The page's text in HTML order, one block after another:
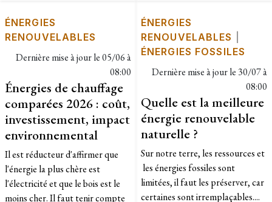
ÉNERGIES
RENOUVELABLES
Dernière mise à jour le05/06 à
08:00
Énergies de chauffage
comparées 2026 : coût,
investissement, impact
environnemental
Il est réducteur d'affirmer que
l'énergie la plus chère est
l'électricité et que le bois est le
moins cher. Il faut tenir compte
ÉNERGIES
RENOUVELABLES
ÉNERGIES FOSSILES
Dernière mise à jour le 30/07 à
08:00
Quelle est la meilleure
énergie renouvelable
naturelle ?
Sur notre terre, les ressources et
les énergies fossiles sont
limitées, il faut les préserver, car
certaines sont irremplaçables....